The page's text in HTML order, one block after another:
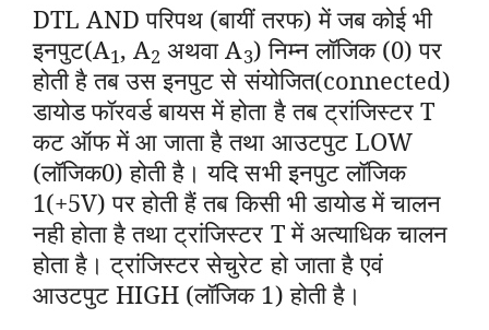
DTL AND परिपथ (बायीं तरफ) में जब कोई भी
इनपुट(A1, A2 अथवा A3) निम्न लॉजिक (0) पर
होती है तब उस इनपुट से संयोजित(connected)
डायोड फॉरवर्ड बायस में होता है तब ट्रांजिस्टर T
कट ऑफ में आ जाता है तथा आउटपुट LOW
(लॉजिक0) होती है । यदि सभी इनपुट लॉजिक
1(+5V) पर होती हैं तब किसी भी डायोड में चालन
नही होता है तथा ट्रांजिस्टर T में अत्याधिक चालन
होता है। ट्रांजिस्टर सेचुरेट हो जाता है एवं
आउटपुट HIGH (लॉजिक 1) होती है।